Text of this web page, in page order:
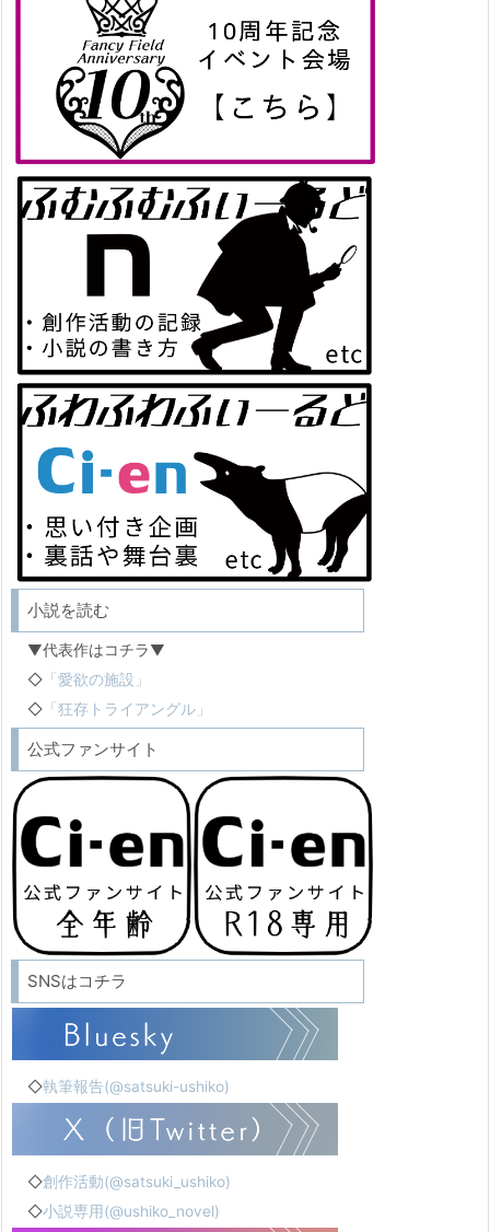
小説を読む
▼代表作はコチラ▼
◇ 「愛欲の施設」
◇ 「狂存トライアングル」
公式ファンサイト
SNSはコチラ
◇執筆報告(@satsuki-ushiko)
◇創作活動(@satsuki_ushiko)
◇小説専用(@ushiko_novel)